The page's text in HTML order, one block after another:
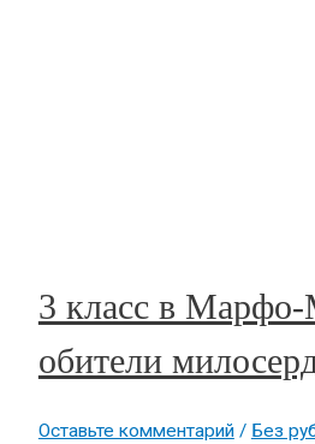
3 класс в
обители
Оставьте комментарий / Без